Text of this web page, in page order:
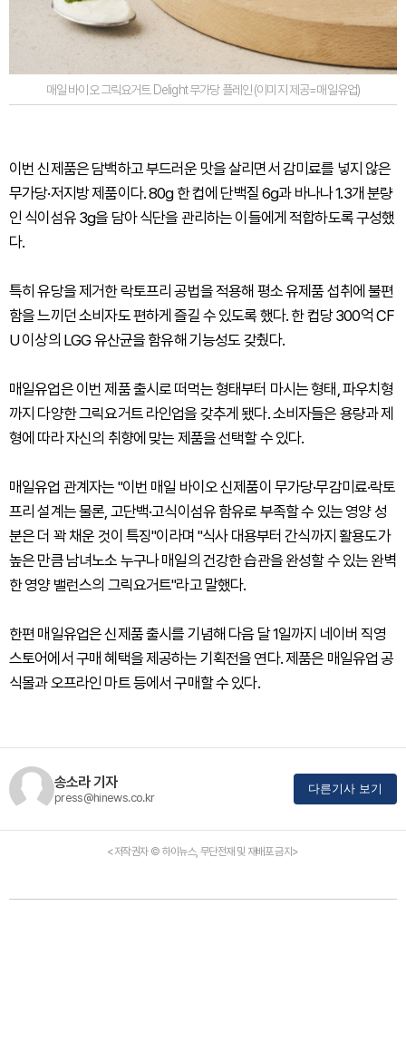
매일 바이오 그릭요거트 Delight 무가당 플레인 (이미지 제공=매일유업)
이번 신제품은 담백하고 부드러운 맛을 살리면서 감미료를 넣지 않은
무가당·저지방 제품이다. 80g 한 컵에 단백질 6g과 바나나 1.3개 분량
인 식이섬유 3g을 담아 식단을 관리하는 이들에게 적합하도록 구성했
다.
특히 유당을 제거한 락토프리 공법을 적용해 평소 유제품 섭취에 불편
함을 느끼던 소비자도 편하게 즐길 수 있도록 했다. 한 컵당 300억 CF
U 이상의 LGG 유산균을 함유해 기능성도 갖췄다.
매일유업은 이번 제품 출시로 떠먹는 형태부터 마시는 형태, 파우치형
까지 다양한 그릭요거트 라인업을 갖추게 됐다. 소비자들은 용량과 제
형에 따라 자신의 취향에 맞는 제품을 선택할 수 있다.
매일유업 관계자는 "이번 매일 바이오 신제품이 무가당·무감미료·락토
프리 설계는 물론, 고단백·고식이섬유 함유로 부족할 수 있는 영양 성
분은 더 꽉 채운 것이 특징"이라며 "식사 대용부터 간식까지 활용도가
높은 만큼 남녀노소 누구나 매일의 건강한 습관을 완성할 수 있는 완벽
한 영양 밸런스의 그릭요거트"라고 말했다.
한편 매일유업은 신제품 출시를 기념해 다음 달 1일까지 네이버 직영
스토어에서 구매 혜택을 제공하는 기획전을 연다. 제품은 매일유업 공
식몰과 오프라인 마트 등에서 구매할 수 있다.
송소라 기자
press@hinews.co.kr
다른기사 보기
<저작권자 © 하이뉴스, 무단전재 및 재배포 금지>